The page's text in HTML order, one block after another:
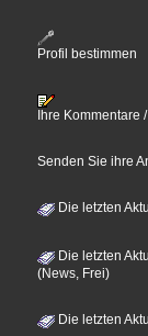
Profil bestimmen
Ihre Kommentare
Senden Sie ihre
Die letzten
Die letzten
(News, Frei)
Die letzten